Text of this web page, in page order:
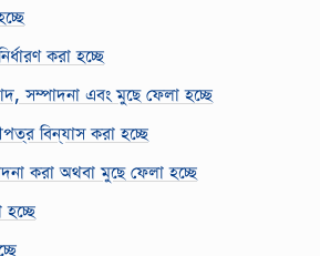
করা হচ্ছে
সম্পাদনা এবং মুছে ফেলা হচ্ছে
বিন্যাস করা হচ্ছে
করা অথবা মুছে ফেলা হচ্ছে